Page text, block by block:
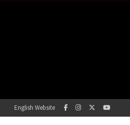
English Website